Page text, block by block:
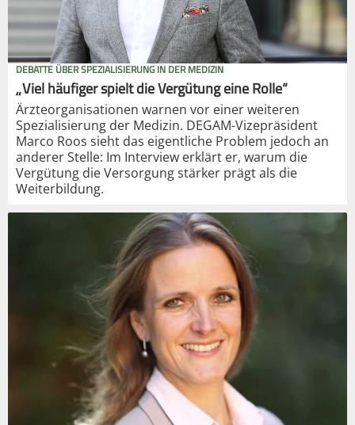
DEBATTE ÜBER SPEZIALISIERUNG IN DER MEDIZIN
„Viel häufiger spielt die Vergütung eine Rolle“
Ärzteorganisationen warnen vor einer weiteren
Spezialisierung der Medizin. DEGAM-Vizepräsident
Marco Roos sieht das eigentliche Problem jedoch an
anderer Stelle: Im Interview erklärt er, warum die
Vergütung die Versorgung stärker prägt als die
Weiterbildung.